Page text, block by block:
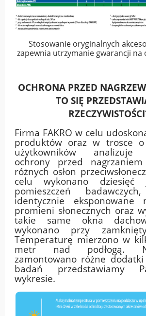
Stosowanie oryginalnych
zapewnia utrzymanie gwarancji na
OCHRONA PRZED
TO SIĘ
Firma FAKRO w celu
produktów oraz w trosce
użytkowników analizuje
ochrony przed
różnych osłon
celu wykonano dziesięć
pomieszczeń
identycznie eksponowane
promieni słonecznych oraz
takie same okna
wykonano przy
Temperaturę mierzono w
metr nad podłogą.
zamontowano różne
badań przedstawiamy
wykresie.